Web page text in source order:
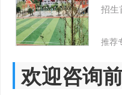
招生
推荐
欢迎咨询